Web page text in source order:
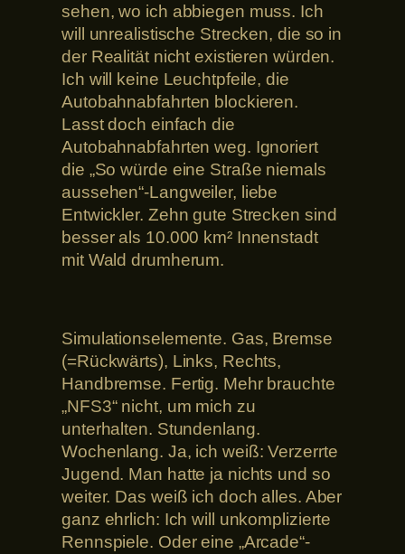
sehen, wo ich abbiegen muss. Ich
will unrealistische Strecken, die so in
der Realität nicht existieren würden.
Ich will keine Leuchtpfeile, die
Autobahnabfahrten blockieren.
Lasst doch einfach die
Autobahnabfahrten weg. Ignoriert
die „So würde eine Straße niemals
aussehen“-Langweiler, liebe
Entwickler. Zehn gute Strecken sind
besser als 10.000 km² Innenstadt
mit Wald drumherum.
Simulationselemente. Gas, Bremse
(=Rückwärts), Links, Rechts,
Handbremse. Fertig. Mehr brauchte
„NFS3“ nicht, um mich zu
unterhalten. Stundenlang.
Wochenlang. Ja, ich weiß: Verzerrte
Jugend. Man hatte ja nichts und so
weiter. Das weiß ich doch alles. Aber
ganz ehrlich: Ich will unkomplizierte
Rennspiele. Oder eine „Arcade“-